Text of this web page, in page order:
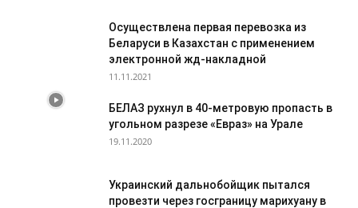
Осуществлена первая перевозка из
Беларуси в Казахстан с применением
электронной жд-накладной
11.11.2021
БЕЛАЗ рухнул в 40-метровую пропасть в
угольном разрезе «Евраз» на Урале
19.11.2020
Украинский дальнобойщик пытался
провезти через госграницу марихуану в